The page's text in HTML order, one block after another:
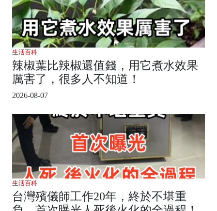
生活百科
辣椒葉比辣椒還值錢，用它煮水效果
厲害了，很多人不知道！
2026-08-07
生活百科
台灣殯儀師工作20年，終於不堪重